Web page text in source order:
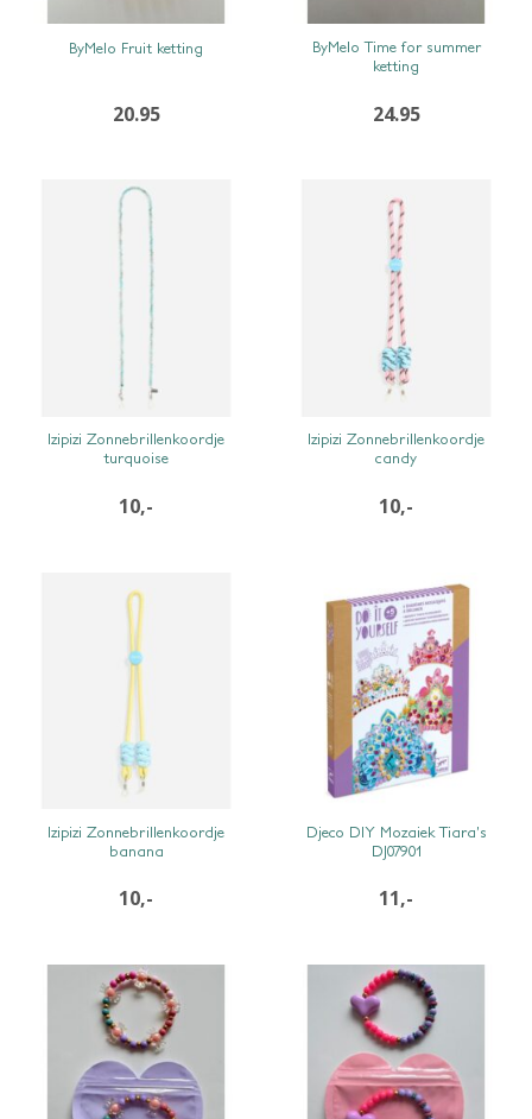
ByMelo Fruit ketting
20.95
SNEL BEKIJKEN
ByMelo Time for summer
ketting
24.95
SNEL BEKIJKEN
Izipizi Zonnebrillenkoordje
turquoise
10,-
SNEL BEKIJKEN
Izipizi Zonnebrillenkoordje
candy
10,-
Izipizi Zonnebrillenkoordje
banana
10,-
Djeco DIY Mozaiek Tiara’s
DJ07901
11,-